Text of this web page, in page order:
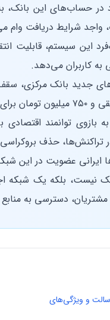
در حساب‌های این بانک،
واجد شرایط دریافت وام
این سیستم، قابلیت
به کاربران می‌دهد.
یافته است.
بازوی توانمند
تراکنش‌ها، حذف
عضویت در این
نیست، بلکه یک شبکه
مشتریان، دسترسی به
و ویژگی‌های